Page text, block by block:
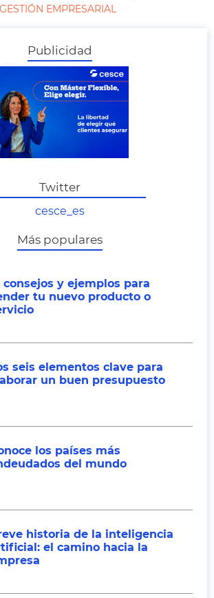
GESTIÓN EMPRESARIAL
Publicidad
Twitter
cesce_es
Más populares
consejos y ejemplos para
tu nuevo producto o
seis elementos clave para
un buen presupuesto
los países más
del mundo
historia de la inteligencia
el camino hacia la